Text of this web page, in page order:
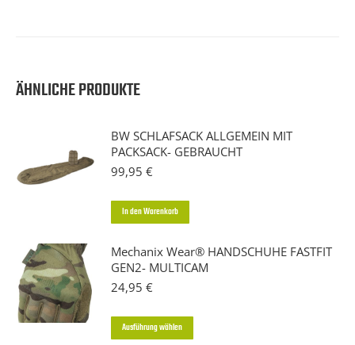
ÄHNLICHE PRODUKTE
BW SCHLAFSACK ALLGEMEIN MIT
PACKSACK- GEBRAUCHT
99,95 €
In den Warenkorb
Mechanix Wear® HANDSCHUHE FASTFIT
GEN2- MULTICAM
24,95 €
Ausführung wählen